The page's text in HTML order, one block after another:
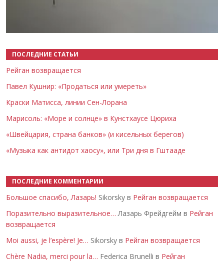
ПОСЛЕДНИЕ СТАТЬИ
Рейган возвращается
Павел Кушнир: «Продаться или умереть»
Краски Матисса, линии Сен-Лорана
Марисоль: «Море и солнце» в Кунстхаусе Цюриха
«Швейцария, страна банков» (и кисельных берегов)
«Музыка как антидот хаосу», или Три дня в Гштааде
ПОСЛЕДНИЕ КОММЕНТАРИИ
Большое спасибо, Лазарь! Sikorsky в Рейган возвращается
Поразительно выразительное… Лазарь Фрейдгейм в Рейган
возвращается
Moi aussi, je l’espère! Je… Sikorsky в Рейган возвращается
Chère Nadia, merci pour la… Federica Brunelli в Рейган